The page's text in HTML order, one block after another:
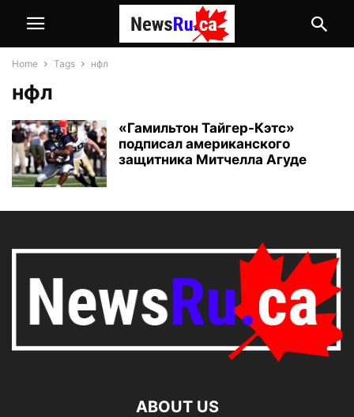
Home Tags нфл
нфл
«Гамильтон Тайгер-Кэтс»
подписал американского
защитника Митчелла Агуде
ABOUT US